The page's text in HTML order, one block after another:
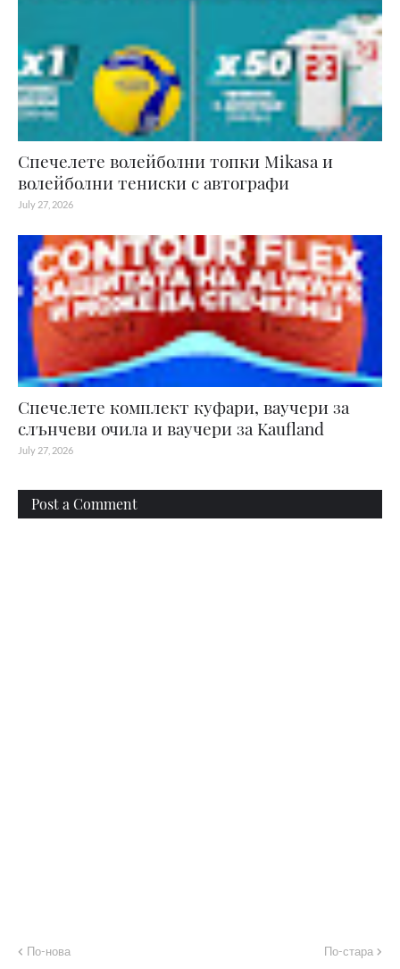
Спечелете волейболни топки Mikasa и
волейболни тениски с автографи
July 27, 2026
Спечелете комплект куфари, ваучери за
слънчеви очила и ваучери за Kaufland
July 27, 2026
Post a Comment
По-нова По-стара